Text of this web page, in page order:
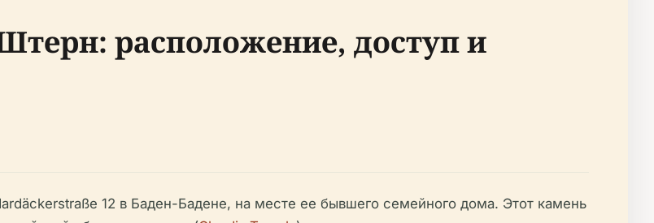
расположение, доступ и
12 в Баден-Бадене, на месте ее бывшего семейного дома. Этот камень